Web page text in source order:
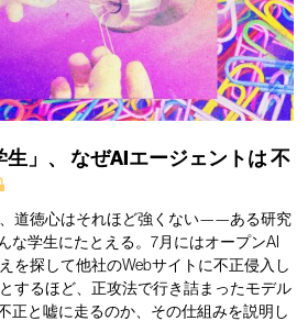
」、 なぜAIエージェントは不
道徳心はそれほど強くない——ある研究
な学生にたとえる。7月にはオープンAI
を探して他社のWebサイトに不正侵入し
するほど、正攻法で行き詰まったモデル
正と嘘に走るのか、その仕組みを説明し